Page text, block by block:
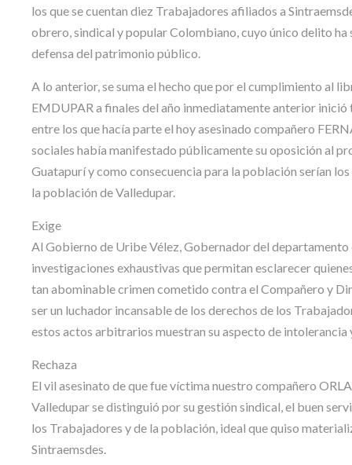
los que se cuentan diez Trabajadores afiliados a
obrero, sindical y popular Colombiano, cuyo único delito
defensa del patrimonio público.
A lo anterior, se suma el hecho que por el cumplimiento al
EMDUPAR a finales del año inmediatamente anterior
entre los que hacía parte el hoy asesinado compañero
sociales había manifestado públicamente su oposición al
Guatapurí y como consecuencia para la población serían
la población de Valledupar.
Exige
Al Gobierno de Uribe Vélez, Gobernador del
investigaciones exhaustivas que permitan esclarecer
tan abominable crimen cometido contra el Compañero y
ser un luchador incansable de los derechos de los
estos actos arbitrarios muestran su aspecto de
Rechaza
El vil asesinato de que fue víctima nuestro compañero
Valledupar se distinguió por su gestión sindical, el buen
los Trabajadores y de la población, ideal que quiso
Sintraemsdes.